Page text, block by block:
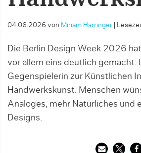
04.06.2026 von Miriam Harringer
Die Berlin Design Week 2026
vor allem eins deutlich gemacht:
Gegenspielerin zur Künstlichen
Handwerkskunst. Menschen
Analoges, mehr Natürliches und
Designs.